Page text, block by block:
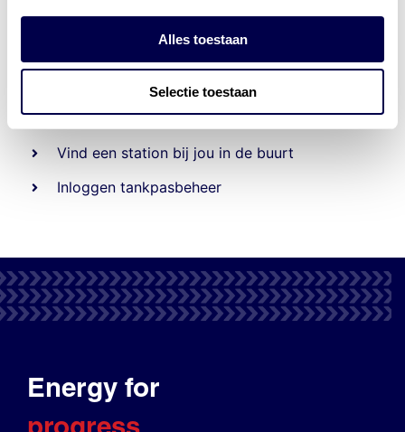
Alles toestaan
Selectie toestaan
tankstationsen duizenden
laadpassen
Den Hartog tank- en laadpas
Vind een station bij jou in de buurt
Inloggen tankpasbeheer
Energy for